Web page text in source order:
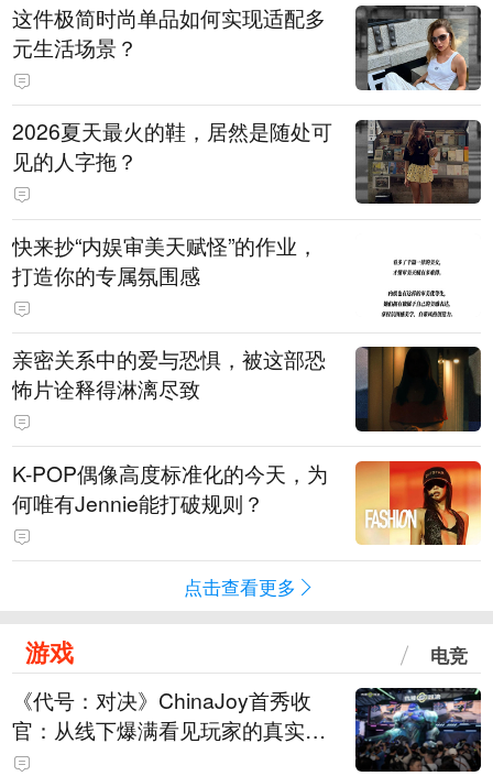
这件极简时尚单品如何实现适配多
元生活场景？
2026夏天最火的鞋，居然是随处可
见的人字拖？
快来抄“内娱审美天赋怪”的作业，
打造你的专属氛围感
亲密关系中的爱与恐惧，被这部恐
怖片诠释得淋漓尽致
K-POP偶像高度标准化的今天，为
何唯有Jennie能打破规则？
点击查看更多
游戏 电竞
《代号：对决》ChinaJoy首秀收
官：从线下爆满看见玩家的真实期
待